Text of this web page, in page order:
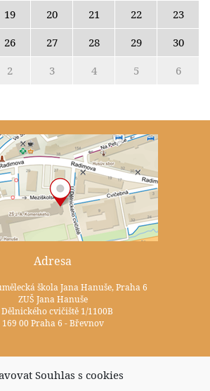
Souhlas s cookies
19 20 21 22
23
26 27 28 29
30
2 3 4 5 6
Adresa
škola Jana Hanuše, Praha 6
ZUŠ Jana Hanuše
cvičiště 1/1100B
169 00 Praha 6 - Břevnov